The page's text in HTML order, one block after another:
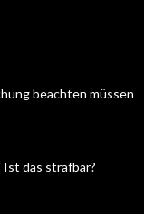
beachten müssen
das strafbar?